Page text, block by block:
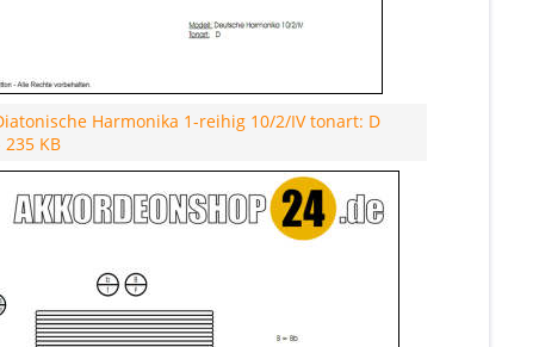
Harmonika 1-reihig 10/2/IV tonart: D
235 KB